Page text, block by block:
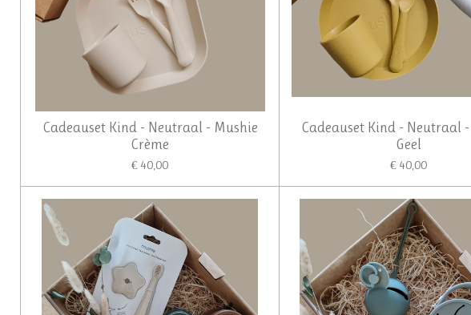
Cadeauset Kind - Neutraal - Mushie
Crème
€ 40,00
Cadeauset Kind - Neutraal
Geel
€ 40,00